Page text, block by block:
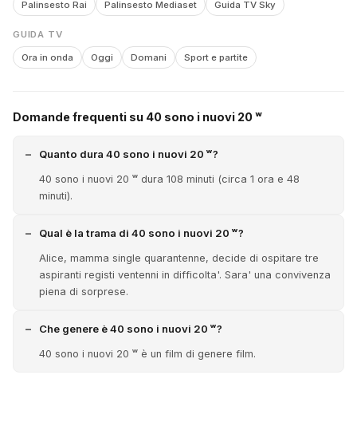
Palinsesto Rai Palinsesto Mediaset Guida TV Sky
GUIDA TV
Ora in onda Oggi Domani Sport e partite
Domande frequenti su 40 sono i nuovi 20 ʷ
Quanto dura 40 sono i nuovi 20 ʷ?
40 sono i nuovi 20 ʷ dura 108 minuti (circa 1 ora e 48
minuti).
Qual è la trama di 40 sono i nuovi 20 ʷ?
Alice, mamma single quarantenne, decide di ospitare tre
aspiranti registi ventenni in difficolta'. Sara' una convivenza
piena di sorprese.
Che genere è 40 sono i nuovi 20 ʷ?
40 sono i nuovi 20 ʷ è un film di genere film.